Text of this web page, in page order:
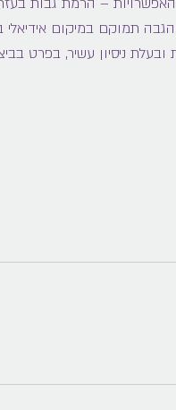
והגבה תמוקם במיקום
ניסיון עשיר, בפרט